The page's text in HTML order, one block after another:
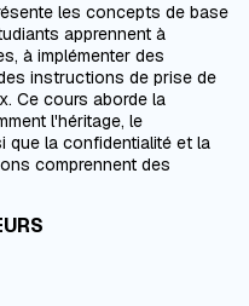
les concepts de base
apprennent à
à implémenter des
instructions de prise de
Ce cours aborde la
l'héritage, le
que la confidentialité et la
comprennent des